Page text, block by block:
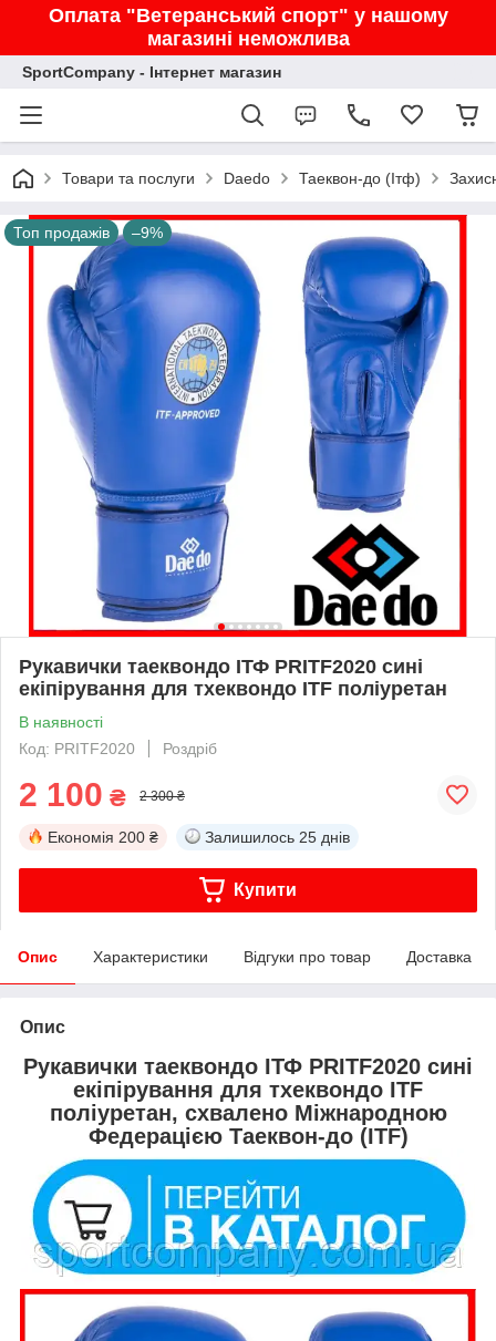
Оплата "Ветеранський спорт" у нашому
магазині неможлива
SportCompany - Інтернет магазин
Товари та послуги Daedo Таеквон-до (Ітф)
Топ продажів –9%
Рукавички таеквондо ІТФ PRITF2020 сині
екіпірування для тхеквондо ITF поліуретан
В наявності
Код: PRITF2020
Роздріб
2 100 ₴ 2 300 ₴
Економія 200 ₴ Залишилось 25 днів
Купити
Опис Характеристики Відгуки про товар Доставка
Опис
Рукавички таеквондо ІТФ PRITF2020 сині
екіпірування для тхеквондо ITF
поліуретан, схвалено Міжнародною
Федерацією Таеквон-до (ITF)